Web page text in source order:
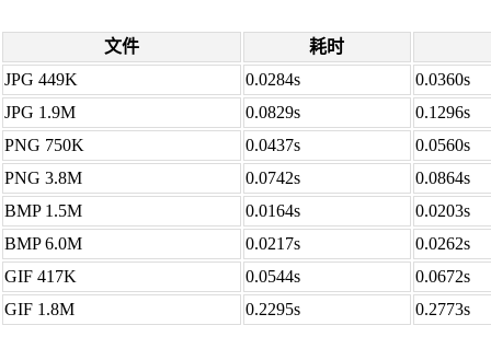
文件
耗时
JPG 449K
0.0284s
0.0360s
JPG 1.9M
0.0829s
0.1296s
PNG 750K
0.0437s
0.0560s
PNG 3.8M
0.0742s
0.0864s
BMP 1.5M
0.0164s
0.0203s
BMP 6.0M
0.0217s
0.0262s
GIF 417K
0.0544s
0.0672s
GIF 1.8M
0.2295s 0.2773s